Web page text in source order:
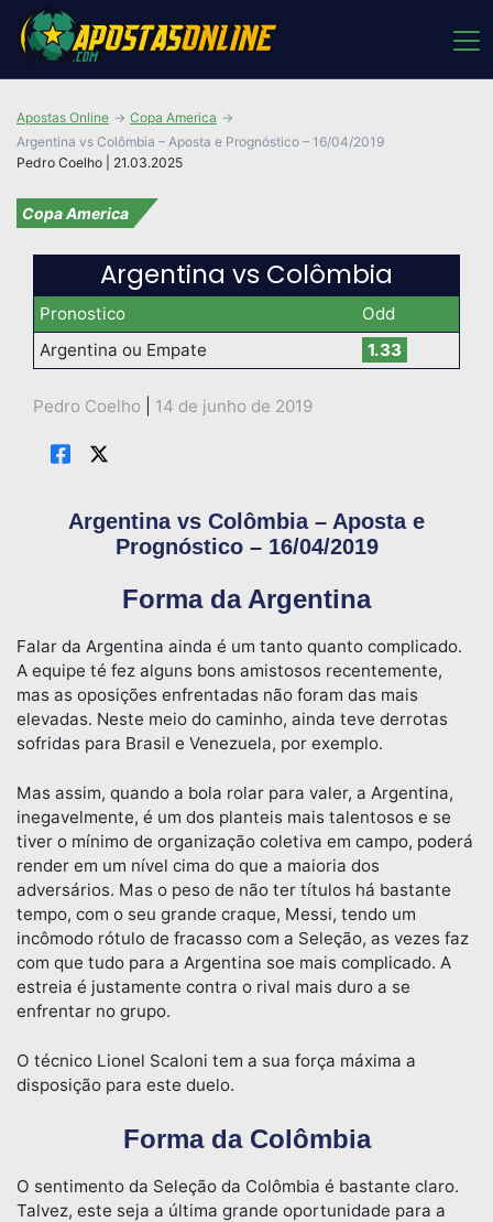
Pedro Coelho | 21.03.2025
Apostas Online
Copa America
Argentina vs Colômbia – Aposta e Prognóstico – 16/04/2019
Copa America
Argentina vs Colômbia
Pronostico
Odd
Argentina ou Empate
1.33
Pedro Coelho 14 de junho de 2019
Argentina vs Colômbia – Aposta e
Prognóstico – 16/04/2019
Forma da Argentina
Falar da Argentina ainda é um tanto quanto complicado.
A equipe té fez alguns bons amistosos recentemente,
mas as oposições enfrentadas não foram das mais
elevadas. Neste meio do caminho, ainda teve derrotas
sofridas para Brasil e Venezuela, por exemplo.
Mas assim, quando a bola rolar para valer, a Argentina,
inegavelmente, é um dos planteis mais talentosos e se
tiver o mínimo de organização coletiva em campo, poderá
render em um nível cima do que a maioria dos
adversários. Mas o peso de não ter títulos há bastante
tempo, com o seu grande craque, Messi, tendo um
incômodo rótulo de fracasso com a Seleção, as vezes faz
com que tudo para a Argentina soe mais complicado. A
estreia é justamente contra o rival mais duro a se
enfrentar no grupo.
O técnico Lionel Scaloni tem a sua força máxima a
disposição para este duelo.
Forma da Colômbia
O sentimento da Seleção da Colômbia é bastante claro.
Talvez, este seja a última grande oportunidade para a